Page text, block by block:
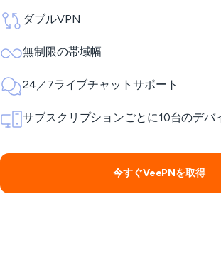
ダブルVPN
無制限の帯域幅
24／7ライブチャットサポート
サブスクリプションごとに10台のデバ
今すぐVeePNを取得